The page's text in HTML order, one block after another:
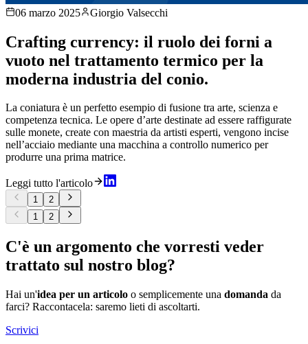
06 marzo 2025 Giorgio Valsecchi
Crafting currency: il ruolo dei forni a
vuoto nel trattamento termico per la
moderna industria del conio.
La coniatura è un perfetto esempio di fusione tra arte, scienza e
competenza tecnica. Le opere d’arte destinate ad essere raffigurate
sulle monete, create con maestria da artisti esperti, vengono incise
nell’acciaio mediante una macchina a controllo numerico per
produrre una prima matrice.
Leggi tutto l'articolo
1
2
1
2
C'è un argomento che vorresti veder
trattato sul nostro blog?
Hai un'idea per un articolo o semplicemente una domanda da
farci? Raccontacela: saremo lieti di ascoltarti.
Scrivici